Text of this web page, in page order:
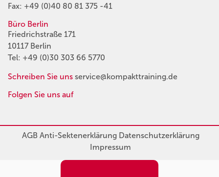
Fax: +49 (0)40 80 81 375 -41
Büro Berlin
Friedrichstraße 171
10117 Berlin
Tel: +49 (0)30 303 66 5770
Schreiben Sie uns service@kompakttraining.de
Folgen Sie uns auf
AGBAnti-SektenerklärungDatenschutzerklärung
Impressum